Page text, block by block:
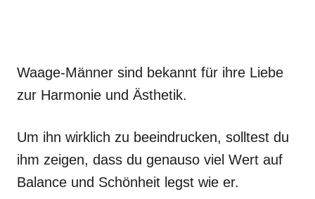
Waage-Männer sind bekannt für ihre Liebe
zur Harmonie und Ästhetik.
Um ihn wirklich zu beeindrucken, solltest du
ihm zeigen, dass du genauso viel Wert auf
Balance und Schönheit legst wie er.